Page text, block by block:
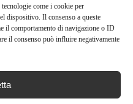
come i cookie per
dispositivo. Il consenso a queste
il comportamento di navigazione o ID
il consenso può influire negativamente